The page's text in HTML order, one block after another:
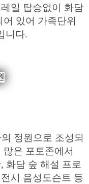
일 탑승없이 화담
있어 가족단위
니다.
정원으로 조성되
은 포토존에서
화담 숲 해설 프로
시 음성도슨트 등